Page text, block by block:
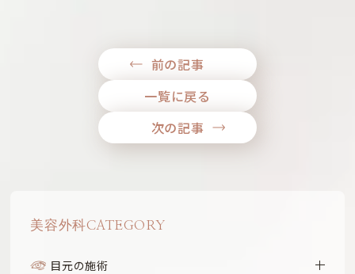
前の記事
一覧に戻る
次の記事
美容外科CATEGORY
目元の施術